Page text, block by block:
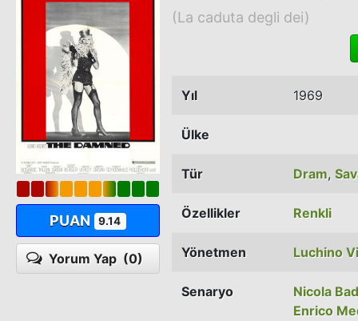
PUAN 9.14
Yorum Yap (0)
(La caduta degli dei)
Yıl 1969
Ülke
Tür Dram,
Özellikler Renkli
Yönetmen Luchino
Senaryo
Nicola
Enrico